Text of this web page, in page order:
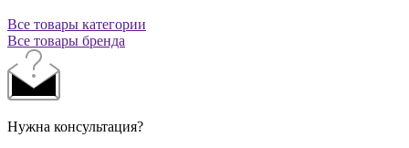
Все товары категории
Все товары бренда
Нужна консультация?